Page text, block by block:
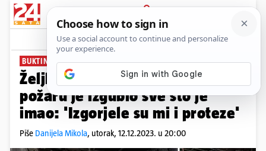
PRIJAVA
News Komentari
BUKTINJA MU UZELA SVE
Željko je stopostotni invalid. U
požaru je izgubio sve što je
imao: 'Izgorjele su mi i proteze'
Piše Danijela Mikola, utorak, 12.12.2023. u 20:00